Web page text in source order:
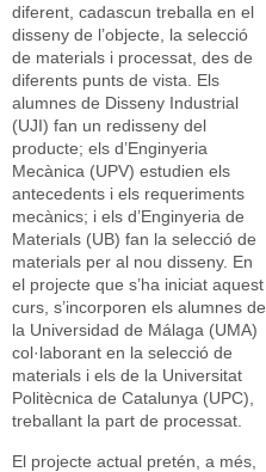
diferent, cadascun treballa en el
disseny de l’objecte, la selecció
de materials i processat, des de
diferents punts de vista. Els
alumnes de Disseny Industrial
(UJI) fan un redisseny del
producte; els d’Enginyeria
Mecànica (UPV) estudien els
antecedents i els requeriments
mecànics; i els d’Enginyeria de
Materials (UB) fan la selecció de
materials per al nou disseny. En
el projecte que s’ha iniciat aquest
curs, s’incorporen els alumnes de
la Universidad de Málaga (UMA)
col·laborant en la selecció de
materials i els de la Universitat
Politècnica de Catalunya (UPC),
treballant la part de processat.
El projecte actual pretén, a més,